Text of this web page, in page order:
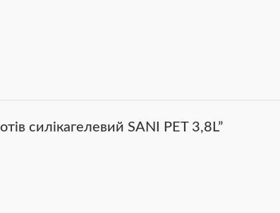
силікагелевий SANI PET 3,8L”